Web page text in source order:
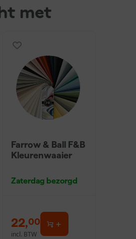
met
Farrow & Ball F&B
Kleurenwaaier
Zaterdag bezorgd
22,00
incl. BTW